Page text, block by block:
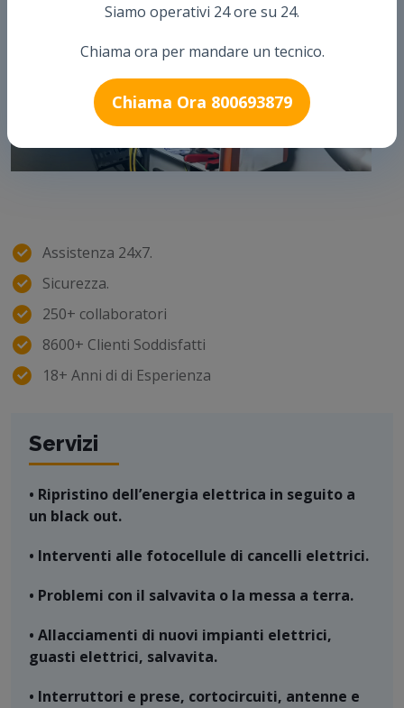
Siamo operativi 24 ore su 24.
Chiama ora per mandare un tecnico.
Chiama Ora 800693879
Assistenza 24x7.
Sicurezza.
250+ collaboratori
8600+ Clienti Soddisfatti
18+ Anni di di Esperienza
Servizi
• Ripristino dell’energia elettrica in seguito a
un black out.
• Interventi alle fotocellule di cancelli elettrici.
• Problemi con il salvavita o la messa a terra.
• Allacciamenti di nuovi impianti elettrici,
guasti elettrici, salvavita.
• Interruttori e prese, cortocircuiti, antenne e